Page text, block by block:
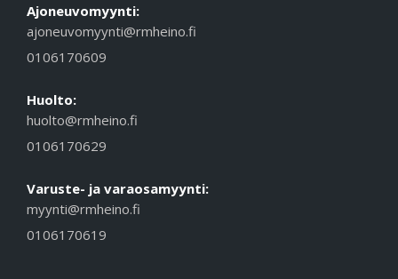
Ajoneuvomyynti:
ajoneuvomyynti@rmheino.fi
0106170609
Huolto:
huolto@rmheino.fi
0106170629
Varuste- ja varaosamyynti:
myynti@rmheino.fi
0106170619